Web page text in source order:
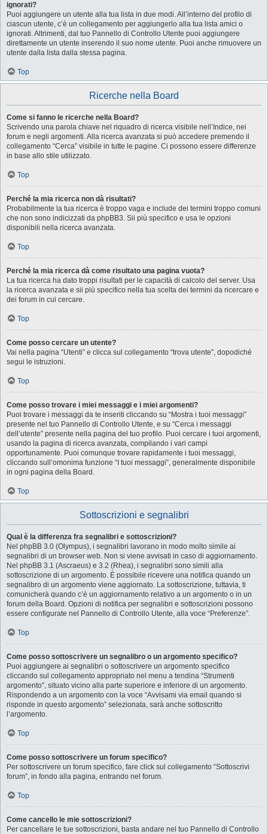
ignorati?
Puoi aggiungere un utente alla tua lista in due modi. All’interno del profilo di
ciascun utente, c’è un collegamento per aggiungerlo alla tua lista amici o
ignorati. Altrimenti, dal tuo Pannello di Controllo Utente puoi aggiungere
direttamente un utente inserendo il suo nome utente. Puoi anche rimuovere un
utente dalla lista dalla stessa pagina.
Top
Ricerche nella Board
Come si fanno le ricerche nella Board?
Scrivendo una parola chiave nel riquadro di ricerca visibile nell’Indice, nei
forum e negli argomenti. Alla ricerca avanzata si può accedere premendo il
collegamento “Cerca” visibile in tutte le pagine. Ci possono essere differenze
in base allo stile utilizzato.
Top
Perché la mia ricerca non dà risultati?
Probabilmente la tua ricerca è troppo vaga e include dei termini troppo comuni
che non sono indicizzati da phpBB3. Sii più specifico e usa le opzioni
disponibili nella ricerca avanzata.
Top
Perché la mia ricerca dà come risultato una pagina vuota?
La tua ricerca ha dato troppi risultati per le capacità di calcolo del server. Usa
la ricerca avanzata e sii più specifico nella tua scelta dei termini da ricercare e
dei forum in cui cercare.
Top
Come posso cercare un utente?
Vai nella pagina “Utenti” e clicca sul collegamento “trova utente”, dopodiché
segui le istruzioni.
Top
Come posso trovare i miei messaggi e i miei argomenti?
Puoi trovare i messaggi da te inseriti cliccando su “Mostra i tuoi messaggi”
presente nel tuo Pannello di Controllo Utente, e su “Cerca i messaggi
dell’utente” presente nella pagina del tuo profilo. Puoi cercare i tuoi argomenti,
usando la pagina di ricerca avanzata, compilando i vari campi
opportunamente. Puoi comunque trovare rapidamente i tuoi messaggi,
cliccando sull’omonima funzione “I tuoi messaggi”, generalmente disponibile
in ogni pagina della Board.
Top
Sottoscrizioni e segnalibri
Qual è la differenza fra segnalibri e sottoscrizioni?
Nel phpBB 3.0 (Olympus), i segnalibri lavorano in modo molto simile ai
segnalibri di un browser web. Non si viene avvisati in caso di aggiornamento.
Nel phpBB 3.1 (Ascraeus) e 3.2 (Rhea), i segnalibri sono simili alla
sottoscrizione di un argomento. È possibile ricevere una notifica quando un
segnalibro di un argomento viene aggiornato. La sottoscrizione, tuttavia, ti
comunicherà quando c’è un aggiornamento relativo a un argomento o in un
forum della Board. Opzioni di notifica per segnalibri e sottoscrizioni possono
essere configurate nel Pannello di Controllo Utente, alla voce “Preferenze”.
Top
Come posso sottoscrivere un segnalibro o un argomento specifico?
Puoi aggiungere ai segnalibri o sottoscrivere un argomento specifico
cliccando sul collegamento appropriato nel menu a tendina “Strumenti
argomento”, situato vicino alla parte superiore e inferiore di un argomento.
Rispondendo a un argomento con la voce “Avvisami via email quando si
risponde in questo argomento” selezionata, sarà anche sottoscritto
l’argomento.
Top
Come posso sottoscrivere un forum specifico?
Per sottoscrivere un forum specifico, fare click sul collegamento “Sottoscrivi
forum”, in fondo alla pagina, entrando nel forum.
Top
Come cancello le mie sottoscrizioni?
Per cancellare le tue sottoscrizioni, basta andare nel tuo Pannello di Controllo